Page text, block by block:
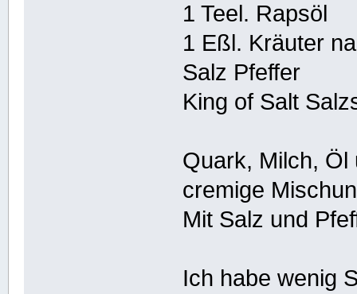
1 Teel. Rapsöl
1 Eßl. Kräuter
Salz Pfeffer
King of Salt
Quark, Milch,
cremige
Mit Salz und
Ich habe wenig